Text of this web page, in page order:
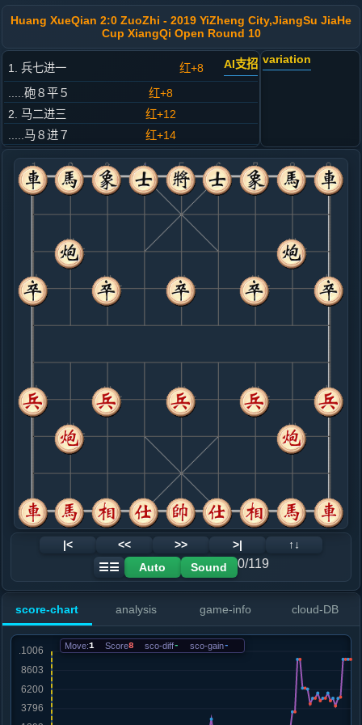
Huang XueQian 2:0 ZuoZhi - 2019 YiZheng City,JiangSu JiaHe
Cup XiangQi Open Round 10
1. 兵七进一 红+8 AI支招
.....砲８平５
红+8
2. 马二进三
红+12
.....马８进７
红+14
3. 车一平二
红+9
.....车９平８
红+14
4. 马八进七
红+12
.....车８进４
红+11
5. 炮二平一
红+7
.....车８进５
6. 马三退二
红+9
.....马２进１
红+8
卒７进１
7. 兵三进一
红+8
8. 马二进三
红+13
.....车１平２
红+11
9. 车九平八
红+12
炮八平九
.....车２进６
10. 炮八平九
红+14
相七进五
.....车２平３
红+18
红+14
.....车３退１
红+18
12. 相七进五
红+14
红+16
13. 马七进六
红+15
.....车３平７
红+13
15. 车八进二
.....卒１进１
16. 炮一退一
variation
|< << >> >|
↑↓
☰☰
Auto Sound 0/119
score-chart analysis game-info cloud-DB
Move:1 Score8 sco-diff- sco-gain-